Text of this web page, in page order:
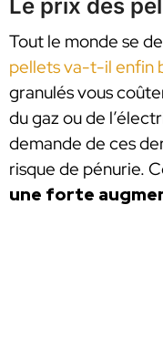
Le prix des
Tout le monde se
pellets va-t-il enfin
granulés vous
du gaz ou de
demande de ces
risque de pénurie.
une forte